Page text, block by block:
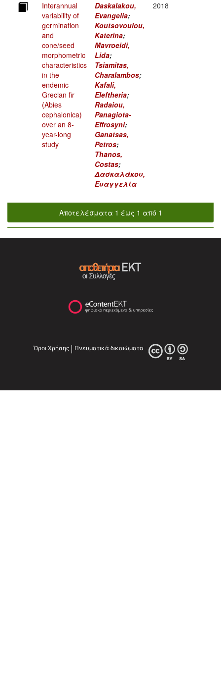
Interannual
variability of
germination
and
cone/seed
morphometric
characteristics
in the
endemic
Grecian fir
(Abies
cephalonica)
over an 8-
year-long
study
Daskalakou,
Evangelia;
Koutsovoulou,
Katerina;
Mavroeidi,
Lida;
Tsiamitas,
Charalambos;
Kafali,
Eleftheria;
Radaiou,
Panagiota-
Effrosyni;
Ganatsas,
Petros;
Thanos,
Costas;
Δασκαλάκου,
Ευαγγελία
2018
Αποτελέσματα 1 έως 1 από 1